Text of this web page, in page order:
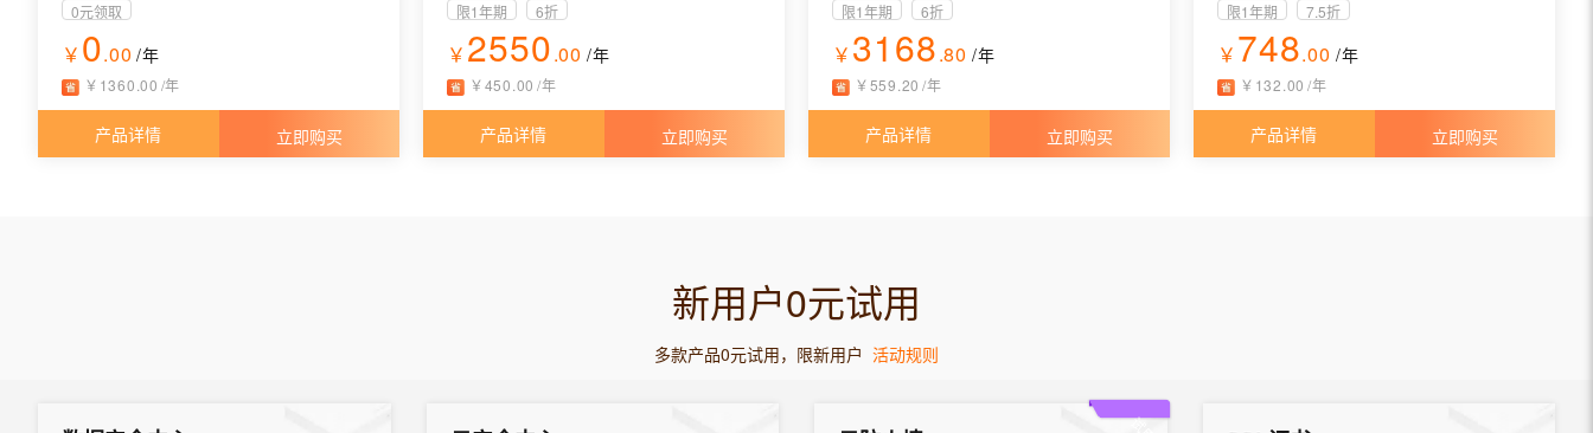
0元领取
￥ 0.00 /年
￥ 1360 .00 /年
产品详情 立即购买
限1年期 6折
￥ 2550.00 /年
￥450 00 /年
产品详情 立即购买
限1年期 6折
￥ 3168.80 /年
￥559 20 /年
产品详情 立即购买
限1年期 7.5折
￥ 748.00 /年
￥ 132 00 /年
产品详情 立即购买
新用户0元试用
多款产品0元试用，限新用户 活动规则